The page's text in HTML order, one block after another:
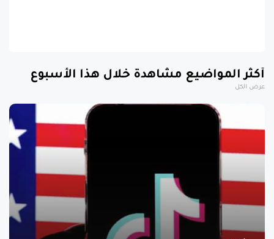
أكثر المواضيع مشاهدة خلال هذا الأسبوع
عرض الكل